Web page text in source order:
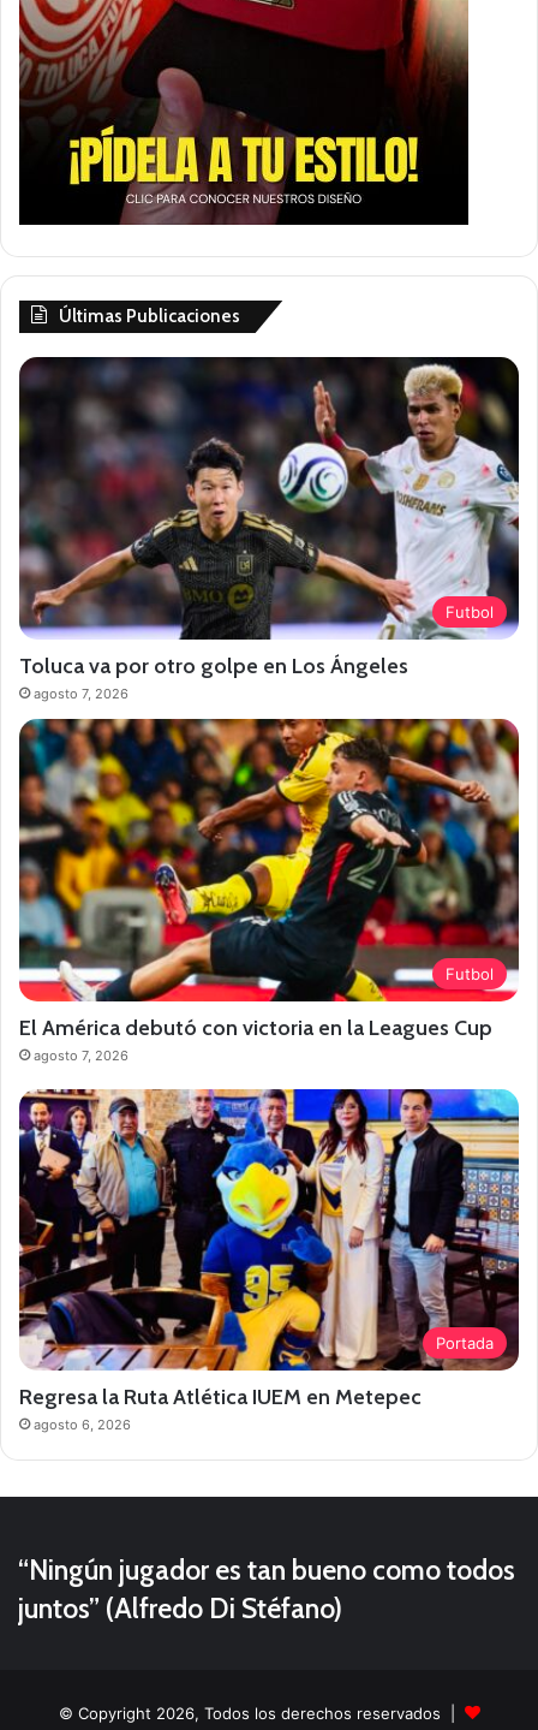
Últimas Publicaciones
Futbol
Toluca va por otro golpe en Los Ángeles
agosto 7, 2026
Futbol
El América debutó con victoria en la Leagues Cup
agosto 7, 2026
Portada
Regresa la Ruta Atlética IUEM en Metepec
agosto 6, 2026
“Ningún jugador es tan bueno como todos
juntos” (Alfredo Di Stéfano)
© Copyright 2026, Todos los derechos reservados |